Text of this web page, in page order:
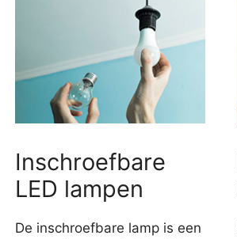
Inschroefbare
LED lampen
De inschroefbare lamp is een